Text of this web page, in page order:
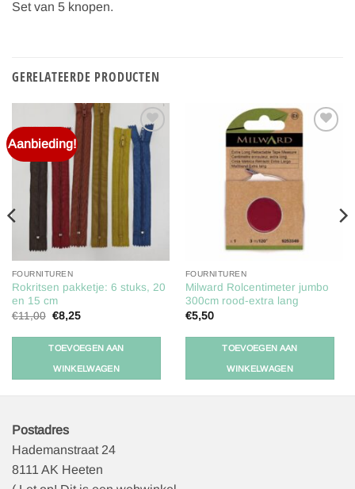
Set van 5 knopen.
GERELATEERDE PRODUCTEN
Aanbieding!
Toevoegen
verlanglijst
FOURNITUREN
Rokritsen pakketje: 6 stuks, 20
en 15 cm
€11,00 Oorspronkelijke
prijs
was:
€11,00.
€8,25Huidige
is:
€8,25.
TOEVOEGEN AAN
WINKELWAGEN
Toevoegen
verlanglijst
FOURNITUREN
Milward Rolcentimeter jumbo
300cm rood-extra lang
€5,50
TOEVOEGEN AAN
WINKELWAGEN
Postadres
Hademanstraat 24
8111 AK Heeten